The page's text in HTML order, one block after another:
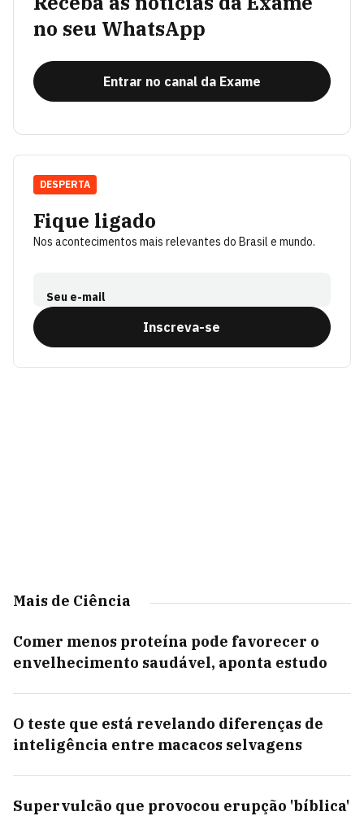
no seu WhatsApp
Entrar no canal da Exame
Fique ligado
Nos acontecimentos mais relevantes do Brasil e mundo.
Seu e-mail
Inscreva-se
DESPERTA
Mais de Ciência
Comer menos proteína pode favorecer o
envelhecimento saudável, aponta estudo
O teste que está revelando diferenças de
inteligência entre macacos selvagens
Supervulcão que provocou erupção 'bíblica'